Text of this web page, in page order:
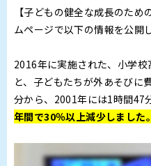
【子どもの健全な成長のた
ムページで以下の情報を公開
2016年に実施された、小学
と、子どもたちが外あそびに
分から、2001年には1時間47
年間で30％以上減少しました。